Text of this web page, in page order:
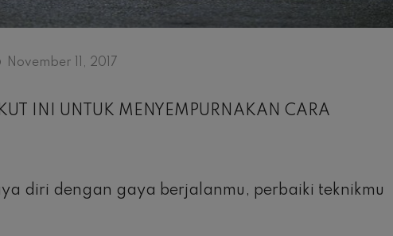
November 11, 2017
INI UNTUK MENYEMPURNAKAN CARA
diri dengan gaya berjalanmu, perbaiki teknikmu